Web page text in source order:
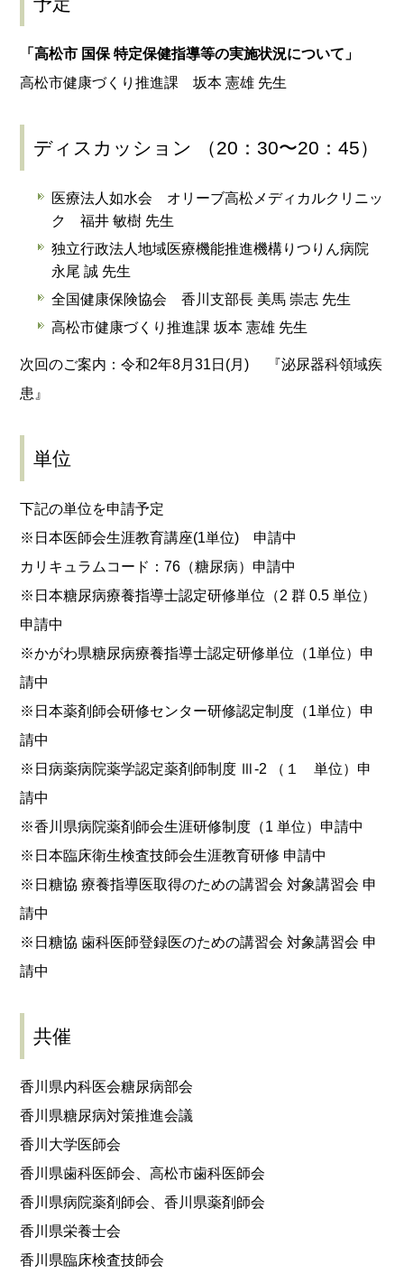
「高松市 国保 特定保健指導等の実施状況について」
高松市健康づくり推進課 坂本 憲雄 先生
ディスカッション （20：30〜20：45）
医療法人如水会 オリーブ高松メディカルクリニッ
ク 福井 敏樹 先生
独立行政法人地域医療機能推進機構りつりん病院
永尾 誠 先生
全国健康保険協会 香川支部長 美馬 崇志 先生
高松市健康づくり推進課 坂本 憲雄 先生
次回のご案内：令和2年8月31日(月) 『泌尿器科領域疾
患』
単位
下記の単位を申請予定
※日本医師会生涯教育講座(1単位) 申請中
カリキュラムコード：76（糖尿病）申請中
※日本糖尿病療養指導士認定研修単位（2 群 0.5 単位）
申請中
※かがわ県糖尿病療養指導士認定研修単位（1単位）申
請中
※日本薬剤師会研修センター研修認定制度（1単位）申
請中
※日病薬病院薬学認定薬剤師制度 Ⅲ-2 （１ 単位）申
請中
※香川県病院薬剤師会生涯研修制度（1 単位）申請中
※日本臨床衛生検査技師会生涯教育研修 申請中
※日糖協 療養指導医取得のための講習会 対象講習会 申
請中
※日糖協 歯科医師登録医のための講習会 対象講習会 申
請中
共催
香川県内科医会糖尿病部会
香川県糖尿病対策推進会議
香川大学医師会
香川県歯科医師会、高松市歯科医師会
香川県病院薬剤師会、香川県薬剤師会
香川県栄養士会
香川県臨床検査技師会